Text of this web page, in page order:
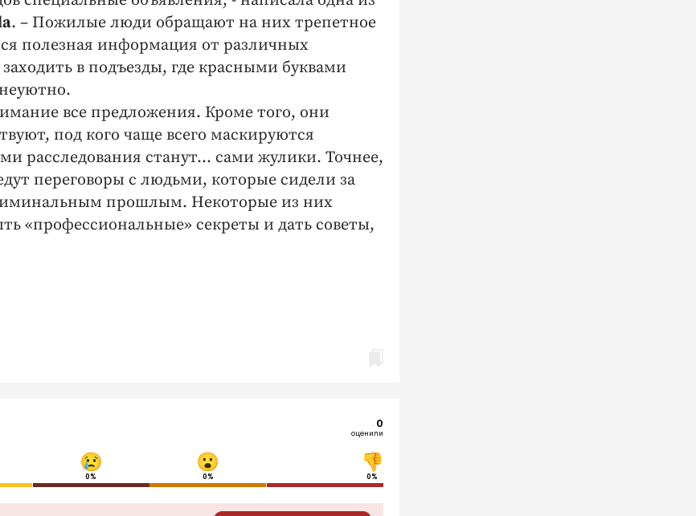
. – Пожилые люди обращают на них трепетное
полезная информация от различных
в подъезды, где красными буквами
все предложения. Кроме того, они
под кого чаще всего маскируются
расследования станут… сами жулики. Точнее,
переговоры с людьми, которые сидели за
прошлым. Некоторые из них
«профессиональные» секреты и дать советы,
0
оценили
0% 0% 0%